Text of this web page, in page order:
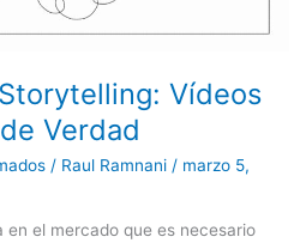
Vídeos
Verdad
/ Raul Ramnani / marzo 5,
el mercado que es necesario